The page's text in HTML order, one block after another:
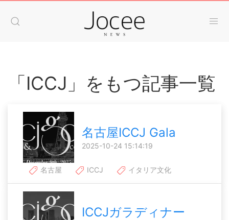
「ICCJ」をもつ記事一覧
名古屋ICCJ Gala
2025-10-24 15:14:19
名古屋 ICCJ イタリア文化
ICCJガラディナー